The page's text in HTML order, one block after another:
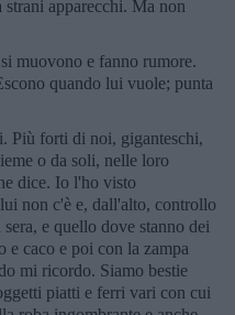
strani apparecchi. Ma non
muovono e fanno rumore.
quando lui vuole; punta
Più forti di noi, giganteschi,
o da soli, nelle loro
dice. Io l'ho visto
non c'è e, dall'alto, controllo
e quello dove stanno dei
caco e poi con la zampa
mi ricordo. Siamo bestie
piatti e ferri vari con cui